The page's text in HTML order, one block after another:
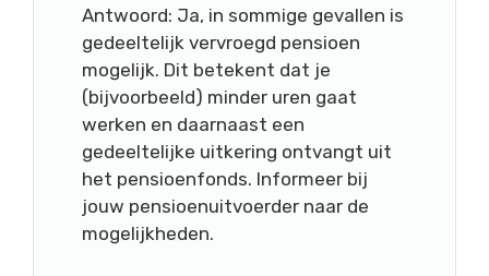
Antwoord: Ja, in sommige gevallen is
gedeeltelijk vervroegd pensioen
mogelijk. Dit betekent dat je
(bijvoorbeeld) minder uren gaat
werken en daarnaast een
gedeeltelijke uitkering ontvangt uit
het pensioenfonds. Informeer bij
jouw pensioenuitvoerder naar de
mogelijkheden.